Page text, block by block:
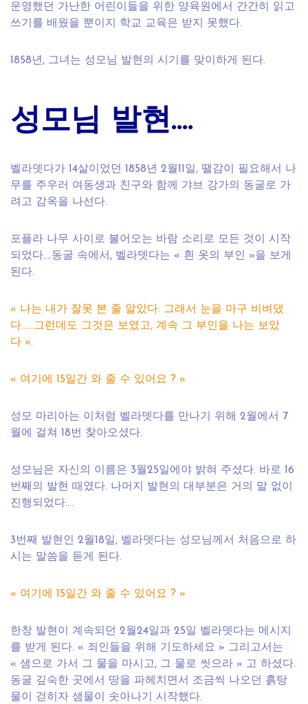
운영했던 가난한 어린이들을 위한 양육원에서 간간히 읽고
쓰기를 배웠을 뿐이지 학교 교육은 받지 못했다.
1858년, 그녀는 성모님 발현의 시기를 맞이하게 된다.
성모님 발현….
벨라뎃다가 14살이었던 1858년 2월11일, 땔감이 필요해서 나
무를 주우러 여동생과 친구와 함께 갸브 강가의 동굴로 가
려고 감옥을 나선다.
포플라 나무 사이로 불어오는 바람 소리로 모든 것이 시작
되었다….동굴 속에서, 벨라뎃다는 « 흰 옷의 부인 »을 보게
된다.
« 나는 내가 잘못 본 줄 알았다. 그래서 눈을 마구 비벼댔
다……그런데도 그것은 보였고, 계속 그 부인을 나는 보았
다 ».
« 여기에 15일간 와 줄 수 있어요 ? »
성모 마리아는 이처럼 벨라뎃다를 만나기 위해 2월에서 7
월에 걸쳐 18번 찾아오셨다.
성모님은 자신의 이름은 3월25일에야 밝혀 주셨다. 바로 16
번째의 발현 때였다. 나머지 발현의 대부분은 거의 말 없이
진행되었다….
3번째 발현인 2월18일, 벨라뎃다는 성모님께서 처음으로 하
시는 말씀을 듣게 된다.
« 여기에 15일간 와 줄 수 있어요 ? »
한창 발현이 계속되던 2월24일과 25일 벨라뎃다는 메시지
를 받게 된다. « 죄인들을 위해 기도하세요 » 그리고서는
« 샘으로 가서 그 물을 마시고, 그 물로 씻으라 » 고 하셨다.
동굴 깊숙한 곳에서 땅을 파헤치면서 조금씩 나오던 흙탕
물이 걷히자 샘물이 솟아나기 시작했다.